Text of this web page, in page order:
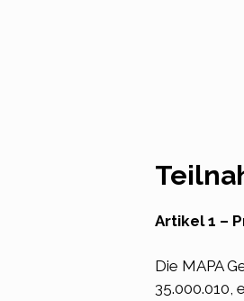
Artikel 1 –
Die MAPA
35.000.010,